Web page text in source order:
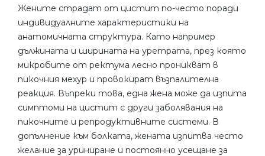
Жените страдат от цистит по-често поради
индивидуалните характеристики на
анатомичната структура. Като например
дължината и ширината на уретрата, през която
микробите от ректума лесно проникват в
пикочния мехур и провокират възпалителна
реакция. Въпреки това, една жена може да изпита
симптоми на цистит с други заболявания на
пикочните и репродуктивните системи. В
допълнение към болката, жената изпитва често
желание за уриниране и постоянно усещане за